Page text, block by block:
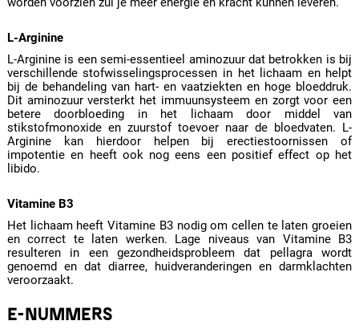
L-Arginine
L-Arginine is een semi-essentieel aminozuur dat betrokken is bij
verschillende stofwisselingsprocessen in het lichaam en helpt
bij de behandeling van hart- en vaatziekten en hoge bloeddruk.
Dit aminozuur versterkt het immuunsysteem en zorgt voor een
betere doorbloeding in het lichaam door middel van
stikstofmonoxide en zuurstof toevoer naar de bloedvaten. L-
Arginine kan hierdoor helpen bij erectiestoornissen of
impotentie en heeft ook nog eens een positief effect op het
libido.
Vitamine B3
Het lichaam heeft Vitamine B3 nodig om cellen te laten groeien
en correct te laten werken. Lage niveaus van Vitamine B3
resulteren in een gezondheidsprobleem dat pellagra wordt
genoemd en dat diarree, huidveranderingen en darmklachten
veroorzaakt.
E-NUMMERS